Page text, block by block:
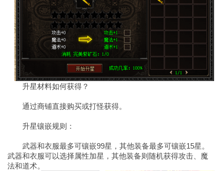
升星材料如何获得？
通过商铺直接购买或打怪获得。
升星镶嵌规则：
武器和衣服最多可镶嵌99星，其他装备最多可镶嵌15星。
武器和衣服可以选择属性加星，其他装备则随机获得攻击、魔
法和道术。